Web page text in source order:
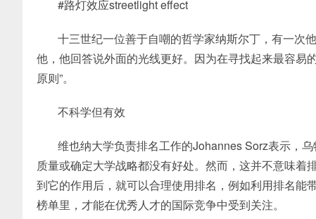
#路灯效应streetlight effect
十三世纪一位善于自嘲的哲学家纳斯尔丁，有一次
他，他回答说外面的光线更好。因为在寻找起来最容易
原则”。
不科学但有效
维也纳大学负责排名工作的Johannes Sorz表示，
质量或确定大学战略都没有好处。然而，这并不意味
到它的作用后，就可以合理使用排名，例如利用排名能
榜单里，才能在优秀人才的国际竞争中受到关注。